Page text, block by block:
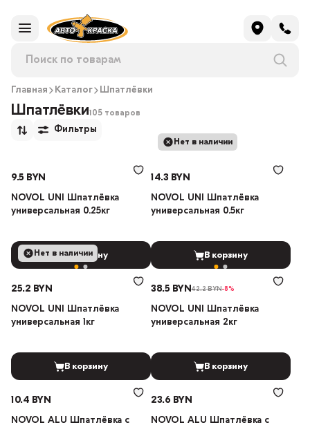
Главная Каталог Шпатлёвки
Шпатлёвки 105 товаров
Фильтры
9.5 BYN
NOVOL UNI Шпатлёвка
универсальная 0.25кг
В корзину
Нет в наличии
14.3 BYN
NOVOL UNI Шпатлёвка
универсальная 0.5кг
В корзину
Нет в наличии
25.2 BYN
NOVOL UNI Шпатлёвка
универсальная 1кг
В корзину
38.5 BYN42.2 BYN-8%
NOVOL UNI Шпатлёвка
универсальная 2кг
В корзину
10.4 BYN
NOVOL ALU Шпатлёвка с
23.6 BYN
NOVOL ALU Шпатлёвка с